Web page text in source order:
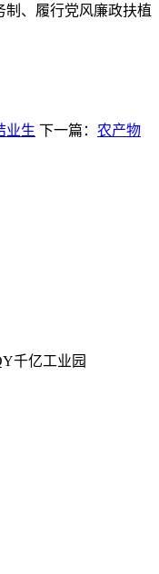
、履行党风廉政扶植
业生 下一篇： 农产物
千亿工业园